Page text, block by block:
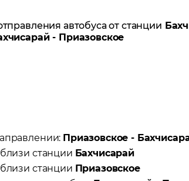
автобуса от станции
- Приазовское
Приазовское -
станции Бахчисарай
станции Приазовское